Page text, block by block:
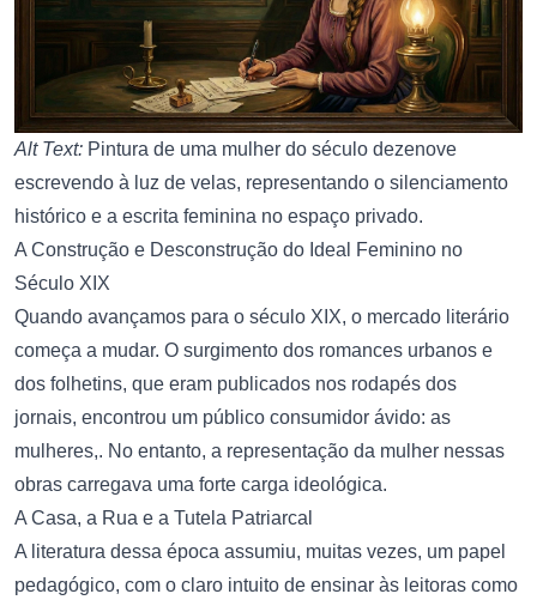
Alt Text: Pintura de uma mulher do século dezenove
escrevendo à luz de velas, representando o silenciamento
histórico e a escrita feminina no espaço privado.
A Construção e Desconstrução do Ideal Feminino no
Século XIX
Quando avançamos para o século XIX, o mercado literário
começa a mudar. O surgimento dos romances urbanos e
dos folhetins, que eram publicados nos rodapés dos
jornais, encontrou um público consumidor ávido: as
mulheres,. No entanto, a representação da mulher nessas
obras carregava uma forte carga ideológica.
A Casa, a Rua e a Tutela Patriarcal
A literatura dessa época assumiu, muitas vezes, um papel
pedagógico, com o claro intuito de ensinar às leitoras como